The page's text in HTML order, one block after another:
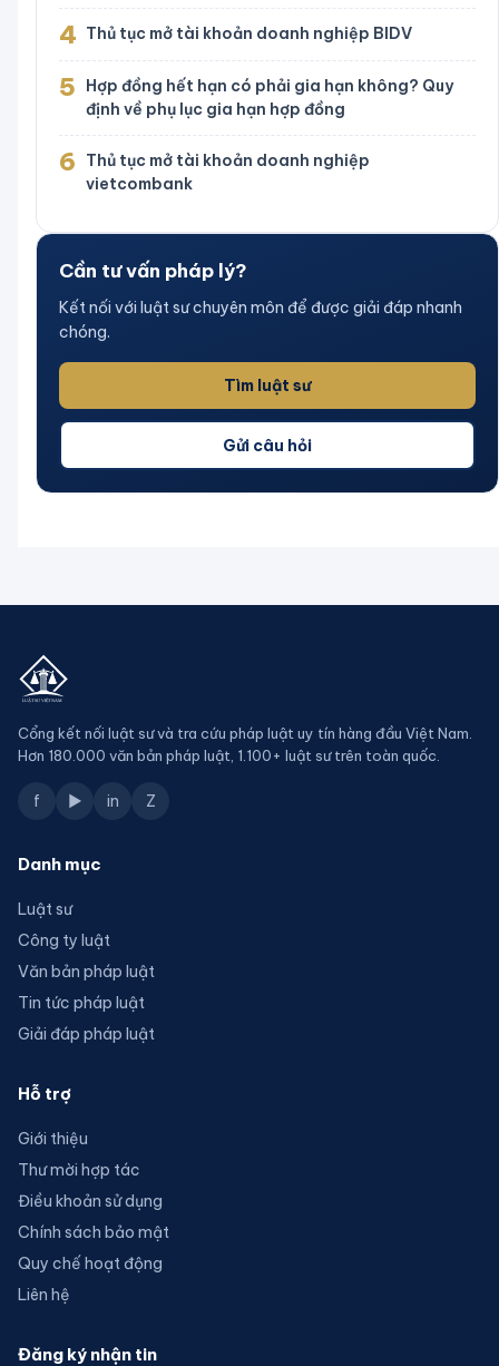
4 Thủ tục mở tài khoản doanh nghiệp BIDV
5
Hợp đồng hết hạn có phải gia hạn không? Quy
định về phụ lục gia hạn hợp đồng
6
Thủ tục mở tài khoản doanh nghiệp
vietcombank
Cần tư vấn pháp lý?
Kết nối với luật sư chuyên môn để được giải đáp nhanh
chóng.
Tìm luật sư
Gửi câu hỏi
Cổng kết nối luật sư và tra cứu pháp luật uy tín hàng đầu Việt Nam.
Hơn 180.000 văn bản pháp luật, 1.100+ luật sư trên toàn quốc.
f ▶ in Z
Danh mục
Luật sư
Công ty luật
Văn bản pháp luật
Tin tức pháp luật
Giải đáp pháp luật
Hỗ trợ
Giới thiệu
Thư mời hợp tác
Điều khoản sử dụng
Chính sách bảo mật
Quy chế hoạt động
Liên hệ
Đăng ký nhận tin